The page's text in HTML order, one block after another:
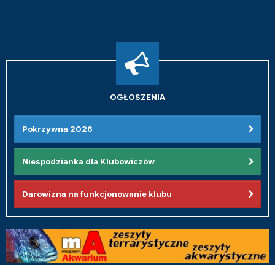
OGŁOSZENIA
Pokrzywna 2026
Niespodzianka dla Klubowiczów
Darowizna na funkcjonowanie klubu